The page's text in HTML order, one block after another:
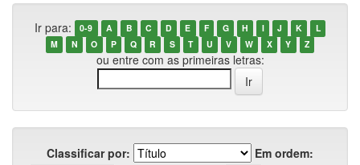
Ir para: 0-9 A B C D E F G H I J K
L
M
N O P Q R S T U V W X Y Z
ou entre com as primeiras letras:
Classificar por:
Em ordem: